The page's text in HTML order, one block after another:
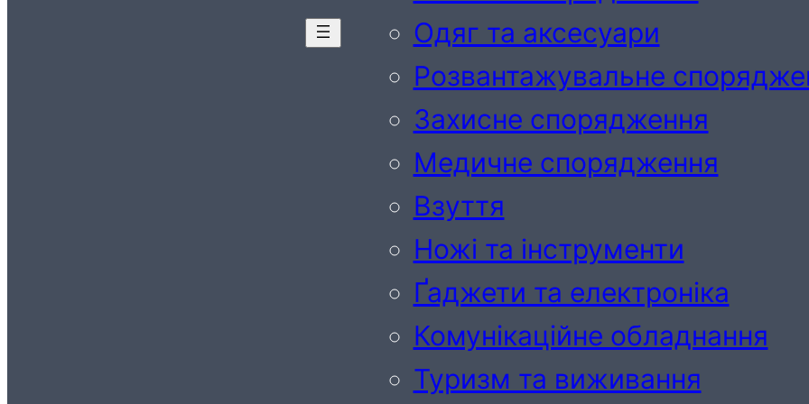
Одяг та аксесуари
Розвантажувальне
Захисне спорядження
Медичне спорядження
Взуття
Ножі та інструменти
Ґаджети та електроніка
Комунікаційне обладнання
Туризм та виживання